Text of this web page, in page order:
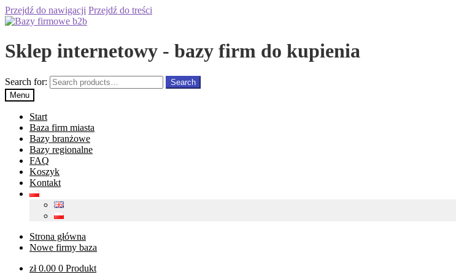
Przejdź do nawigacji Przejdź do treści
Sklep internetowy - bazy firm do kupienia
Search for:
Search
Menu
Start
Baza firm miasta
Bazy branżowe
Bazy regionalne
FAQ
Koszyk
Kontakt
Strona główna
Nowe firmy baza
zł0.00 0 Produkt